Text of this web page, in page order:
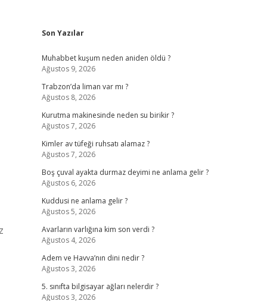
Sidebar
Son Yazılar
Muhabbet kuşum neden aniden öldü ?
Ağustos 9, 2026
Trabzon’da liman var mı ?
Ağustos 8, 2026
Kurutma makinesinde neden su birikir ?
Ağustos 7, 2026
Kimler av tüfeği ruhsatı alamaz ?
Ağustos 7, 2026
Boş çuval ayakta durmaz deyimi ne anlama gelir ?
Ağustos 6, 2026
Kuddusi ne anlama gelir ?
Ağustos 5, 2026
Avarların varlığına kim son verdi ?
Ağustos 4, 2026
Adem ve Havva’nın dini nedir ?
Ağustos 3, 2026
5. sınıfta bilgisayar ağları nelerdir ?
Ağustos 3, 2026